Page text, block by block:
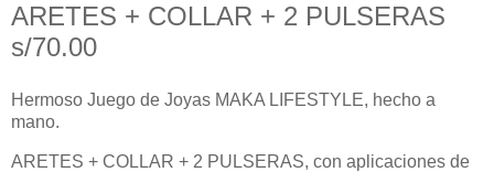
ARETES + COLLAR + 2 PULSERAS
s/70.00
Hermoso Juego de Joyas MAKA LIFESTYLE, hecho a
mano.
ARETES + COLLAR + 2 PULSERAS, con aplicaciones de